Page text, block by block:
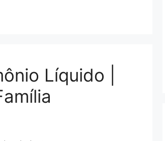
Líquido |